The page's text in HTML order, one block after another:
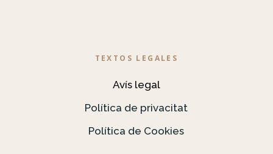
TEXTOS LEGALES
Avís legal
Política de privacitat
Política de Cookies